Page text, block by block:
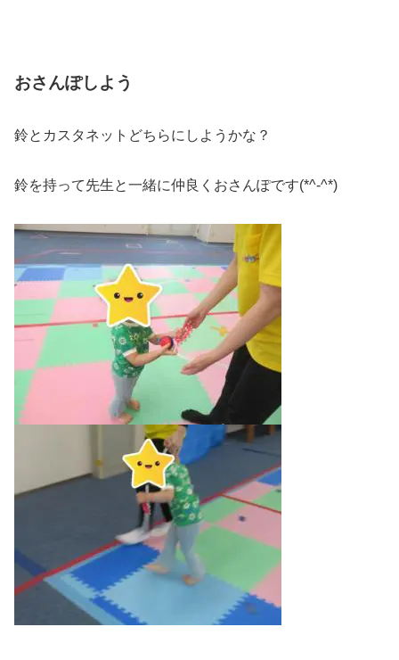
おさんぽしよう
鈴とカスタネットどちらにしようかな？
鈴を持って先生と一緒に仲良くおさんぽです(*^-^*)